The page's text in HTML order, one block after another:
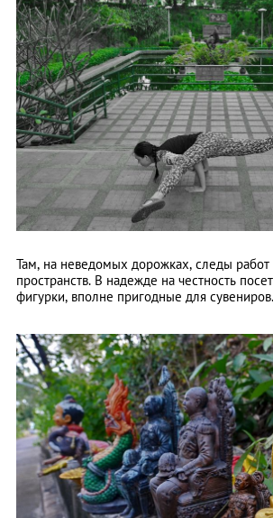
Там, на неведомых дорожках, следы
пространств. В надежде на честность
фигурки, вполне пригодные для сувениров.